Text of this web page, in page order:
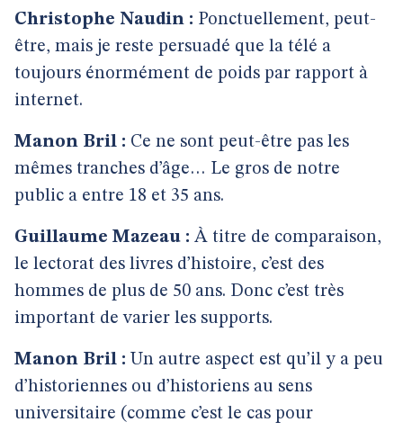
Christophe Naudin : Ponctuellement, peut-
être, mais je reste persuadé que la télé a
toujours énormément de poids par rapport à
internet.
Manon Bril : Ce ne sont peut-être pas les
mêmes tranches d’âge… Le gros de notre
public a entre 18 et 35 ans.
Guillaume Mazeau : À titre de comparaison,
le lectorat des livres d’histoire, c’est des
hommes de plus de 50 ans. Donc c’est très
important de varier les supports.
Manon Bril : Un autre aspect est qu’il y a peu
d’historiennes ou d’historiens au sens
universitaire (comme c’est le cas pour